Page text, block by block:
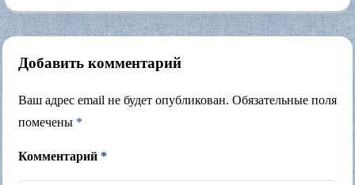
Добавить комментарий
Ваш адрес email не будет опубликован. Обязательные поля
помечены *
Комментарий *